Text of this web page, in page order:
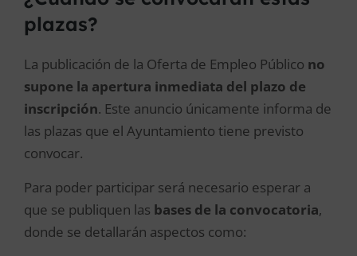
plazas?
La publicación de la Oferta de Empleo Público no
supone la apertura inmediata del plazo de
inscripción. Este anuncio únicamente informa de
las plazas que el Ayuntamiento tiene previsto
convocar.
Para poder participar será necesario esperar a
que se publiquen las bases de la convocatoria,
donde se detallarán aspectos como: